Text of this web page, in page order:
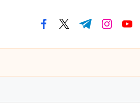
facebook.com
twitter.com
t.me